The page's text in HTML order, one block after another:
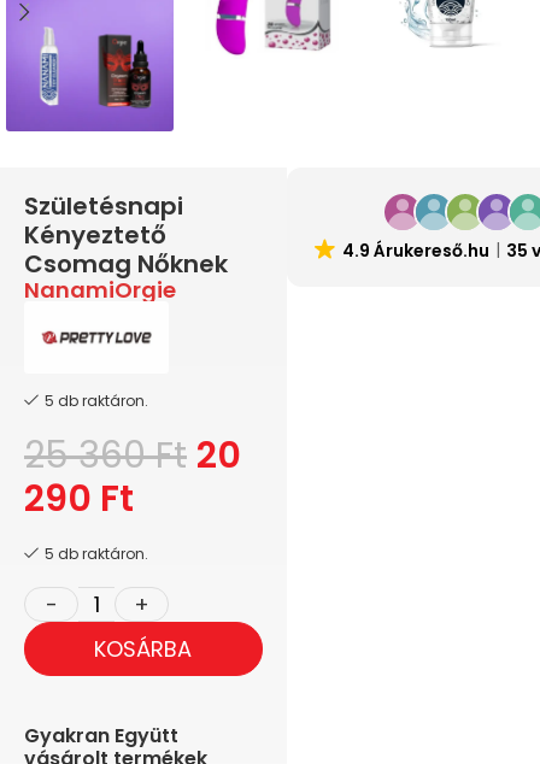
Születésnapi
Kényeztető
Csomag Nőknek
NanamiOrgie
5 db raktáron.
25 360Ft 20
290 Ft
5 db raktáron.
KOSÁRBA
Gyakran Együtt
4.9 Árukereső.hu 35